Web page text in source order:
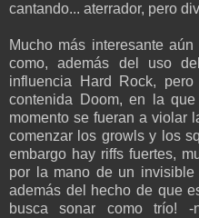
cantando... aterrador, pero
Mucho más interesante
como, además del uso
influencia Hard Rock,
contenida Doom, en la
momento se fueran a violar
comenzar los growls y los
embargo hay riffs fuertes,
por la mano de un invisible
además del hecho de que
busca sonar como trío! -